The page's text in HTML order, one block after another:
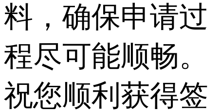
料，确保申请过
程尽可能顺畅。
祝您顺利获得签